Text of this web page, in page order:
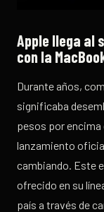
Apple llega al
con la
Durante años,
significaba
pesos por encima
lanzamiento
cambiando. Este
ofrecido en su
país a través de